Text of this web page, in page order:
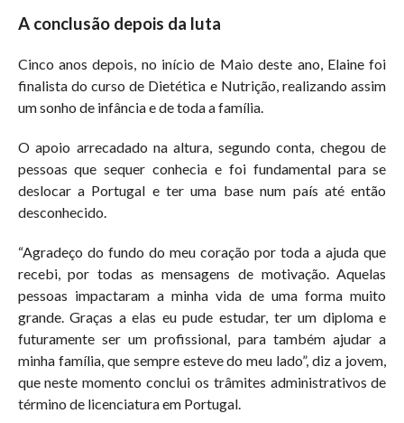
A conclusão depois da luta
Cinco anos depois, no início de Maio deste ano, Elaine foi
finalista do curso de Dietética e Nutrição, realizando assim
um sonho de infância e de toda a família.
O apoio arrecadado na altura, segundo conta, chegou de
pessoas que sequer conhecia e foi fundamental para se
deslocar a Portugal e ter uma base num país até então
desconhecido.
“Agradeço do fundo do meu coração por toda a ajuda que
recebi, por todas as mensagens de motivação. Aquelas
pessoas impactaram a minha vida de uma forma muito
grande. Graças a elas eu pude estudar, ter um diploma e
futuramente ser um profissional, para também ajudar a
minha família, que sempre esteve do meu lado”, diz a jovem,
que neste momento conclui os trâmites administrativos de
término de licenciatura em Portugal.